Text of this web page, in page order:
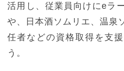
活用し、従業員向けにeラ
や、日本酒ソムリエ、温泉
任者などの資格取得を支
う。